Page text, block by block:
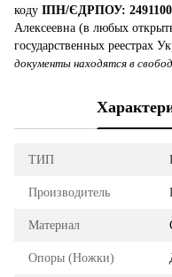
коду ІПН/ЄДРПОУ:
Алексеевна (в любых
государственных реестрах
документы находятся в
ТИП
Производитель
Материал
Опоры (Ножки)